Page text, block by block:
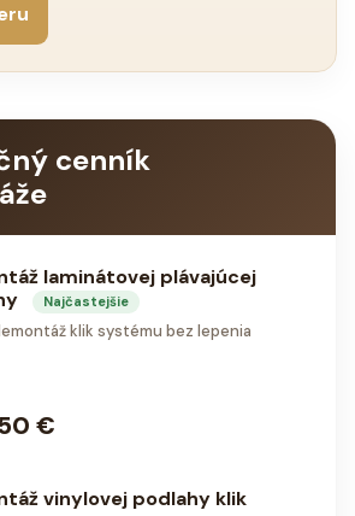
cenník
laminátovej plávajúcej
Najčastejšie
klik systému bez lepenia
€
vinylovej podlahy klik